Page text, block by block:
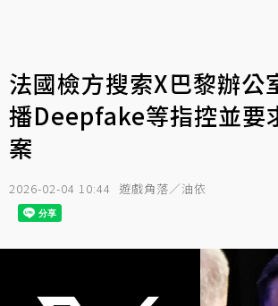
法國檢方搜索X巴黎辦公
播Deepfake等指控並要
案
2026-02-04 10:44 遊戲角落／油依